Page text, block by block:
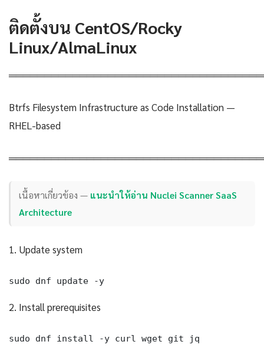
ติดตั้งบน CentOS/Rocky
Linux/AlmaLinux
Btrfs Filesystem Infrastructure as Code Installation —
RHEL-based
เนื้อหาเกี่ยวข้อง — แนะนำให้อ่าน Nuclei Scanner SaaS
Architecture
1. Update system
sudo dnf update -y
2. Install prerequisites
sudo dnf install -y curl wget git jq